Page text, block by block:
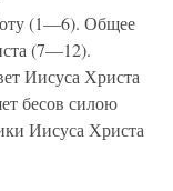
(1—6). Общее
(7—12).
Иисуса Христа
бесов силою
Иисуса Христа